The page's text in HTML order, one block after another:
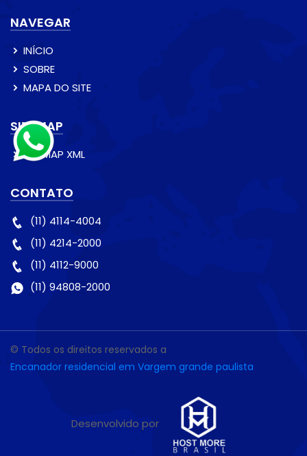
NAVEGAR
INÍCIO
SOBRE
MAPA DO SITE
SITEMAP
SITEMAP XML
CONTATO
(11) 4114-4004
(11) 4214-2000
(11) 4112-9000
(11) 94808-2000
© Todos os direitos reservados a
Encanador residencial em Vargem grande paulista
Desenvolvido por